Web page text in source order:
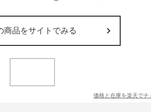
商品をサイトでみる
価格と在庫を楽天でチ